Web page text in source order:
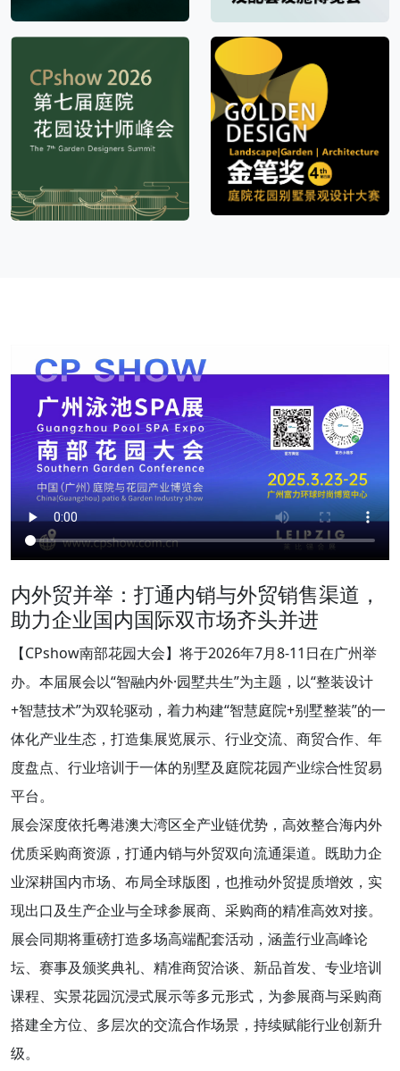
内外贸并举：打通内销与外贸销售渠道，
助力企业国内国际双市场齐头并进
【CPshow南部花园大会】将于2026年7月8-11日在广州举
办。本届展会以“智融内外·园墅共生”为主题，以“整装设计
+智慧技术”为双轮驱动，着力构建“智慧庭院+别墅整装”的一
体化产业生态，打造集展览展示、行业交流、商贸合作、年
度盘点、行业培训于一体的别墅及庭院花园产业综合性贸易
平台。
展会深度依托粤港澳大湾区全产业链优势，高效整合海内外
优质采购商资源，打通内销与外贸双向流通渠道。既助力企
业深耕国内市场、布局全球版图，也推动外贸提质增效，实
现出口及生产企业与全球参展商、采购商的精准高效对接。
展会同期将重磅打造多场高端配套活动，涵盖行业高峰论
坛、赛事及颁奖典礼、精准商贸洽谈、新品首发、专业培训
课程、实景花园沉浸式展示等多元形式，为参展商与采购商
搭建全方位、多层次的交流合作场景，持续赋能行业创新升
级。